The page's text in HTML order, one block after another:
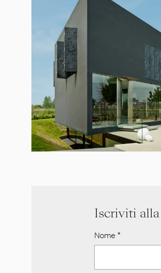
Iscriviti
Nome *